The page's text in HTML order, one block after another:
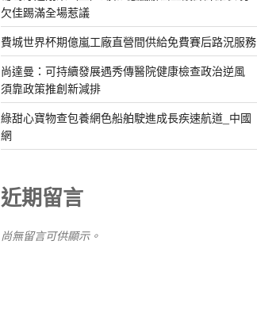
欠佳踢滿全場惹議
費城世界杯期億嵐工廠直營間供給免費賽后路況服務
尚達曼：可持續發展遇秀傳醫院健康檢查政治逆風
須靠政策推創新減排
綠甜心寶物查包養網色船舶駛進成長疾速航道_中國
網
近期留言
尚無留言可供顯示。